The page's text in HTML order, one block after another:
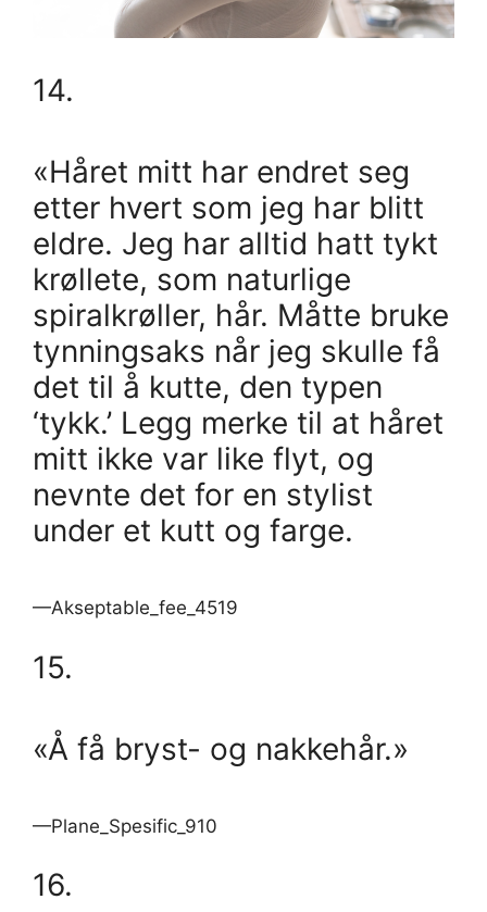
14.
«Håret mitt har endret seg
etter hvert som jeg har blitt
eldre. Jeg har alltid hatt tykt
krøllete, som naturlige
spiralkrøller, hår. Måtte bruke
tynningsaks når jeg skulle få
det til å kutte, den typen
‘tykk.’ Legg merke til at håret
mitt ikke var like flyt, og
nevnte det for en stylist
under et kutt og farge.
—Akseptable_fee_4519
15.
«Å få bryst- og nakkehår.»
—Plane_Spesific_910
16.